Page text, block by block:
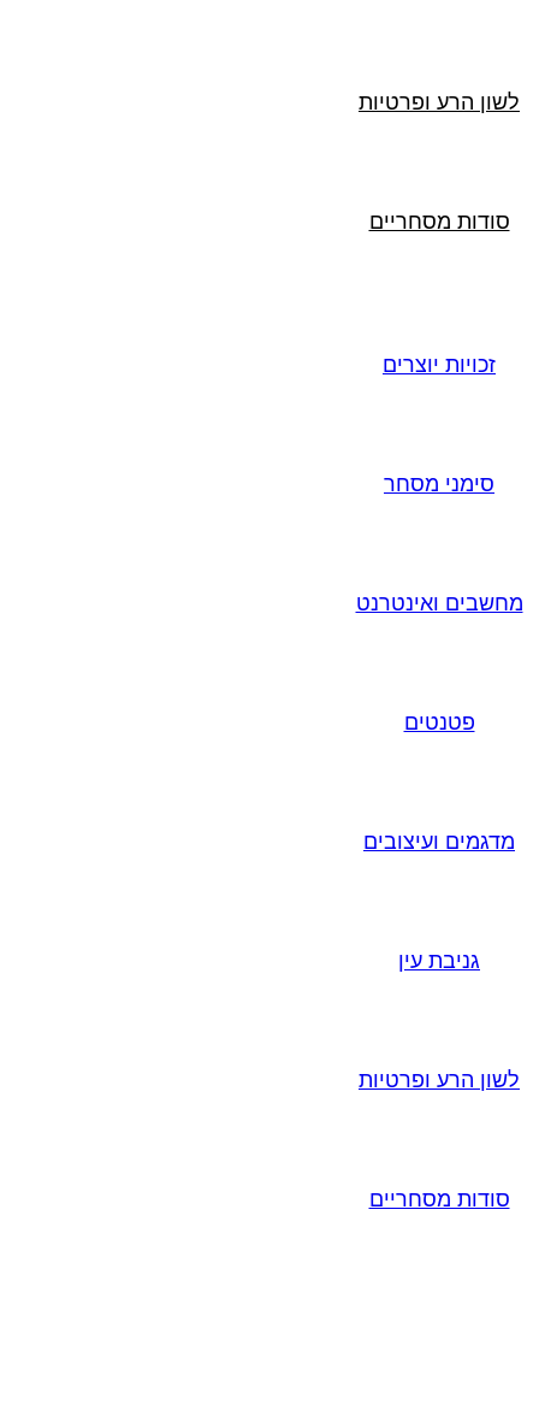
לשון הרע ופרטיות
סודות מסחריים
זכויות יוצרים
סימני מסחר
מחשבים ואינטרנט
פטנטים
מדגמים ועיצובים
גניבת עין
לשון הרע ופרטיות
סודות מסחריים